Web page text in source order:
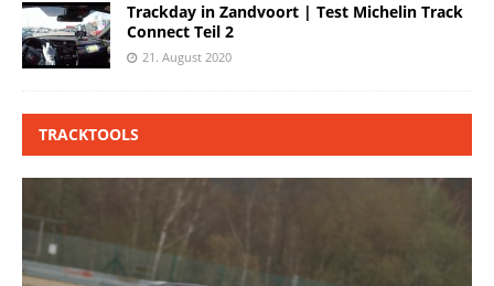
Trackday in Zandvoort | Test Michelin Track
Connect Teil 2
21. August 2020
TRACKTOOLS